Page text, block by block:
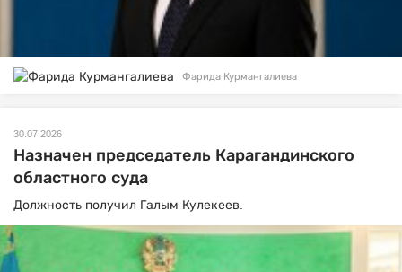
Фарида Курмангалиева
30.07.2026
Назначен председатель Карагандинского
областного суда
Должность получил Галым Кулекеев.